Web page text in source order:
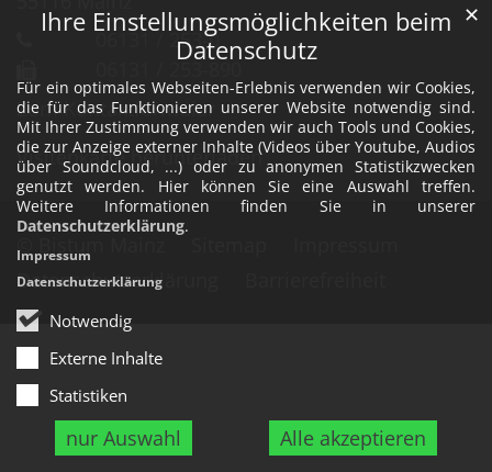
Ihre Einstellungsmöglichkeiten beim
Datenschutz
Für ein optimales Webseiten-Erlebnis verwenden wir Cookies,
die für das Funktionieren unserer Website notwendig sind.
Mit Ihrer Zustimmung verwenden wir auch Tools und Cookies,
die zur Anzeige externer Inhalte (Videos über Youtube, Audios
über Soundcloud, ...) oder zu anonymen Statistikzwecken
genutzt werden. Hier können Sie eine Auswahl treffen.
Weitere Informationen finden Sie in unserer
Datenschutzerklärung.
Notwendig
Externe Inhalte
Statistiken
nur Auswahl Alle akzeptieren
✕
Impressum
Datenschutzerklärung
06131 / 253-0
Zum Kontaktformular
Visitenkarte herunterladen
© Bistum Mainz
Datenschutzerklärung